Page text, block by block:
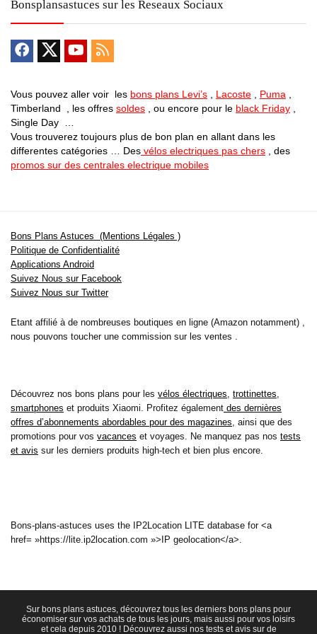
Bonsplansastuces sur les Reseaux Sociaux
Vous pouvez aller voir les bons plans Levi’s Lacoste Puma
Timberland , les offres soldes , ou encore pour le black Friday
Single Day …
Vous trouverez toujours plus de bon plan en allant dans les
differentes catégories … Des vélos electriques pas chers , des
promos sur des centrales electrique mobiles
Bons Plans Astuces (Mentions Légales )
Politique de Confidentialité
Applications Android
Suivez Nous sur Facebook
Suivez Nous sur Twitter
Etant affilié à de nombreuses boutiques en ligne (Amazon notamment) ,
nous pouvons toucher une commission sur les ventes .
Découvrez nos bons plans pour les vélos électriques trottinettes
smartphones et produits Xiaomi. Profitez également des dernières
offres d’abonnements abordables pour des magazines , ainsi que des
promotions pour vos vacances et voyages. Ne manquez pas nos tests
et avis sur les derniers produits high-tech et bien plus encore.
Bons-plans-astuces uses the IP2Location LITE database for <a
href= »https://lite.ip2location.com »>IP geolocation</a>.
Sur bons plans astuces, découvrez tous les derniers bons plans pour
économiser sur vos achats de tous les jours, mais aussi pour vos loisirs
et cela depuis 2010 ! Découvrez aussi nos tests et avis sur de